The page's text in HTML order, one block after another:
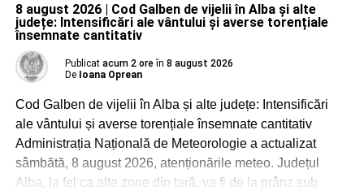
8 august 2026 | Cod Galben de vijelii în Alba și alte
județe: Intensificări ale vântului și averse torențiale
însemnate cantitativ
Publicat acum 2 ore în 8 august 2026
De Ioana Oprean
Cod Galben de vijelii în Alba și alte județe: Intensificări
ale vântului și averse torențiale însemnate cantitativ
Administrația Națională de Meteorologie a actualizat
sâmbătă, 8 august 2026, atenționările meteo. Județul
Alba, la fel ca alte zone din țară, va fi de la prânz sub